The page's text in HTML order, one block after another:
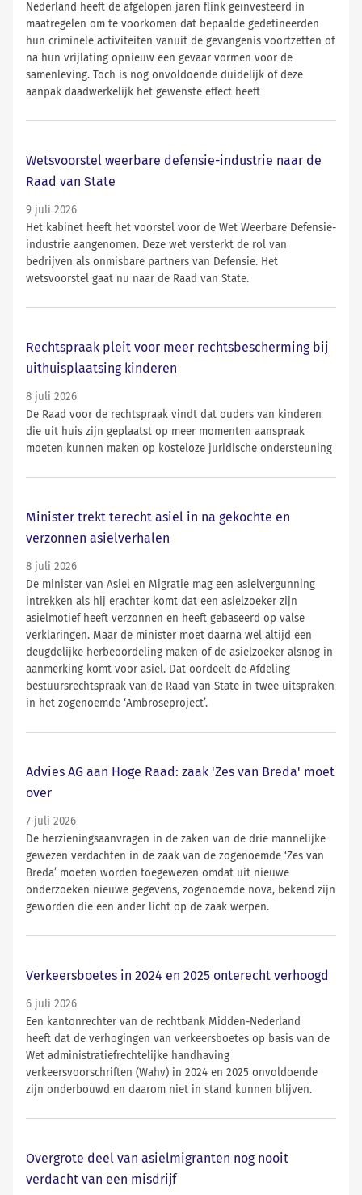
Nederland heeft de afgelopen jaren flink geïnvesteerd in
maatregelen om te voorkomen dat bepaalde gedetineerden
hun criminele activiteiten vanuit de gevangenis voortzetten of
na hun vrijlating opnieuw een gevaar vormen voor de
samenleving. Toch is nog onvoldoende duidelijk of deze
aanpak daadwerkelijk het gewenste effect heeft
Wetsvoorstel weerbare defensie-industrie naar de
Raad van State
9 juli 2026
Het kabinet heeft het voorstel voor de Wet Weerbare Defensie-
industrie aangenomen. Deze wet versterkt de rol van
bedrijven als onmisbare partners van Defensie. Het
wetsvoorstel gaat nu naar de Raad van State.
Rechtspraak pleit voor meer rechtsbescherming bij
uithuisplaatsing kinderen
8 juli 2026
De Raad voor de rechtspraak vindt dat ouders van kinderen
die uit huis zijn geplaatst op meer momenten aanspraak
moeten kunnen maken op kosteloze juridische ondersteuning
Minister trekt terecht asiel in na gekochte en
verzonnen asielverhalen
8 juli 2026
De minister van Asiel en Migratie mag een asielvergunning
intrekken als hij erachter komt dat een asielzoeker zijn
asielmotief heeft verzonnen en heeft gebaseerd op valse
verklaringen. Maar de minister moet daarna wel altijd een
deugdelijke herbeoordeling maken of de asielzoeker alsnog in
aanmerking komt voor asiel. Dat oordeelt de Afdeling
bestuursrechtspraak van de Raad van State in twee uitspraken
in het zogenoemde ‘Ambroseproject’.
Advies AG aan Hoge Raad: zaak 'Zes van Breda' moet
over
7 juli 2026
De herzieningsaanvragen in de zaken van de drie mannelijke
gewezen verdachten in de zaak van de zogenoemde ‘Zes van
Breda’ moeten worden toegewezen omdat uit nieuwe
onderzoeken nieuwe gegevens, zogenoemde nova, bekend zijn
geworden die een ander licht op de zaak werpen.
Verkeersboetes in 2024 en 2025 onterecht verhoogd
6 juli 2026
Een kantonrechter van de rechtbank Midden-Nederland
heeft dat de verhogingen van verkeersboetes op basis van de
Wet administratiefrechtelijke handhaving
verkeersvoorschriften (Wahv) in 2024 en 2025 onvoldoende
zijn onderbouwd en daarom niet in stand kunnen blijven.
Overgrote deel van asielmigranten nog nooit
verdacht van een misdrijf